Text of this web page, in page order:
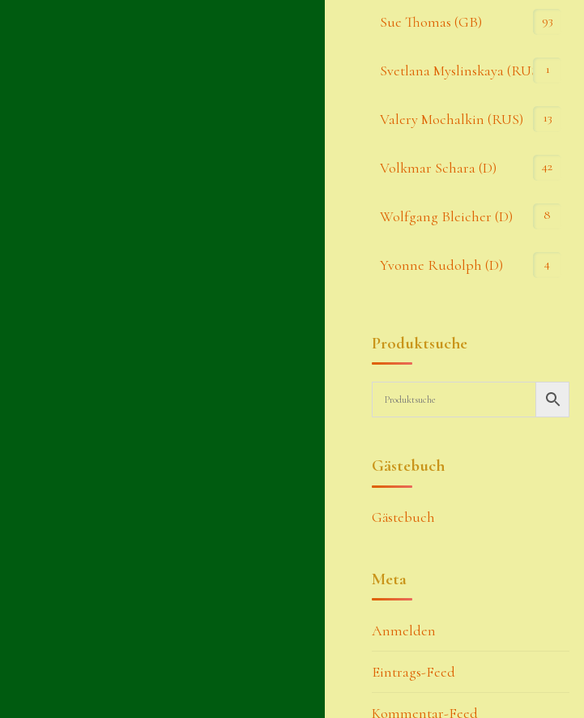
Sue Thomas (GB) 93
Svetlana Myslinskaya (RUS) 1
Valery Mochalkin (RUS) 13
Volkmar Schara (D) 42
Wolfgang Bleicher (D) 8
Yvonne Rudolph (D) 4
Produktsuche
Gästebuch
Gästebuch
Meta
Anmelden
Eintrags-Feed
Kommentar-Feed